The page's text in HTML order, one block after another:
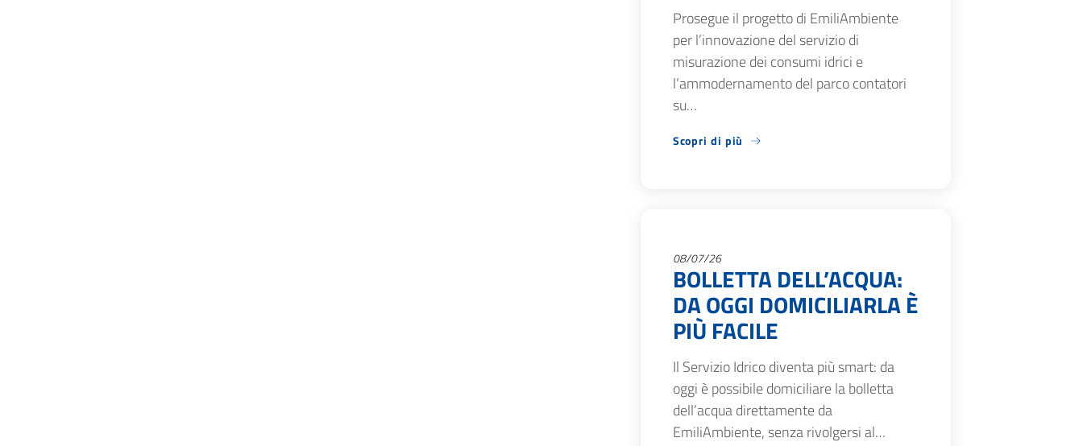
Prosegue il progetto di EmiliAmbiente
per l’innovazione del servizio di
misurazione dei consumi idrici e
l’ammodernamento del parco contatori
su…
Scopri di più
08/07/26
BOLLETTA DELL’ACQUA:
DA OGGI DOMICILIARLA È
PIÙ FACILE
Il Servizio Idrico diventa più smart: da
oggi è possibile domiciliare la bolletta
dell’acqua direttamente da
EmiliAmbiente, senza rivolgersi al…